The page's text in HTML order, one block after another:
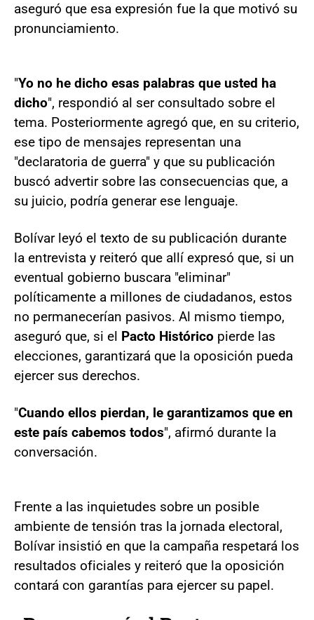
aseguró que esa expresión fue la que motivó su
pronunciamiento.
"Yo no he dicho esas palabras que usted ha
dicho", respondió al ser consultado sobre el
tema. Posteriormente agregó que, en su criterio,
ese tipo de mensajes representan una
"declaratoria de guerra" y que su publicación
buscó advertir sobre las consecuencias que, a
su juicio, podría generar ese lenguaje.
Bolívar leyó el texto de su publicación durante
la entrevista y reiteró que allí expresó que, si un
eventual gobierno buscara "eliminar"
políticamente a millones de ciudadanos, estos
no permanecerían pasivos. Al mismo tiempo,
aseguró que, si el Pacto Histórico pierde las
elecciones, garantizará que la oposición pueda
ejercer sus derechos.
"Cuando ellos pierdan, le garantizamos que en
este país cabemos todos", afirmó durante la
conversación.
Frente a las inquietudes sobre un posible
ambiente de tensión tras la jornada electoral,
Bolívar insistió en que la campaña respetará los
resultados oficiales y reiteró que la oposición
contará con garantías para ejercer su papel.